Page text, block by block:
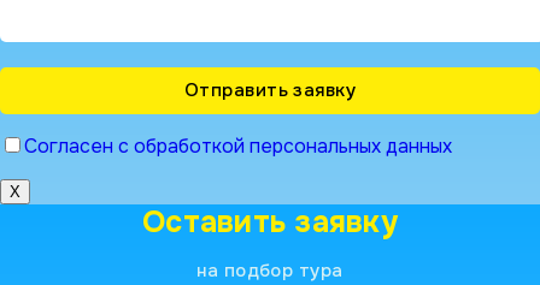
Согласен с обработкой персональных данных
X
Оставить заявку
на подбор тура